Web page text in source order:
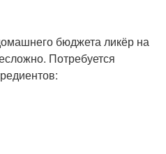
бюджета ликёр на
Потребуется